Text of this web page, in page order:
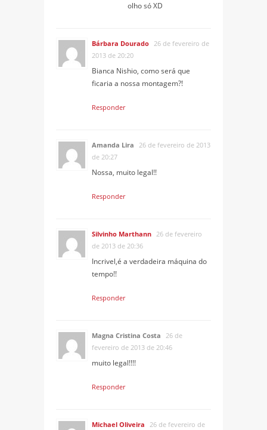
olho só XD
Bárbara Dourado 26 de fevereiro de
2013 de 20:20
Bianca Nishio, como será que
ficaria a nossa montagem?!
Responder
Amanda Lira 26 de fevereiro de 2013
de 20:27
Nossa, muito legal!!
Responder
Silvinho Marthann 26 de fevereiro
de 2013 de 20:36
Incrivel,é a verdadeira máquina do
tempo!!
Responder
Magna Cristina Costa 26 de
fevereiro de 2013 de 20:46
muito legal!!!!
Responder
Michael Oliveira 26 de fevereiro de